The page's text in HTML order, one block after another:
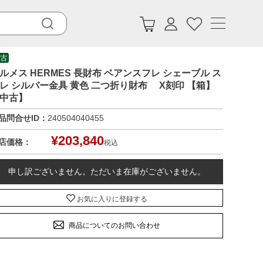
メス HERMES 長財布 ベアンスフレ シェーブル ス
シルバー金具 黄色 二つ折り財布 X刻印 【箱】
中古】
問合せID： 240504040455
価格： ¥203,840税込
申し訳ございません。ただいま在庫がございません。
お気に入りに登録する
商品についてのお問い合わせ